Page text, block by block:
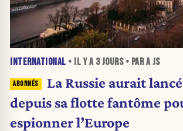
INTERNATIONAL • IL Y A 3 JOURS• PAR A JS
La Russie aurait
depuis sa flotte fantôme
espionner l’Europe